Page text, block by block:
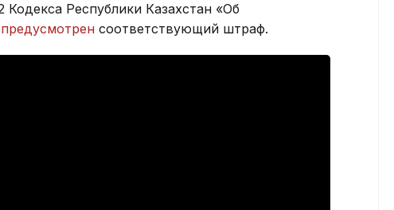
Республики Казахстан «Об
предусмотрен соответствующий штраф.